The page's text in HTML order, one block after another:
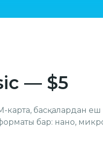
— $5
карта, басқалардан
бар: нано,